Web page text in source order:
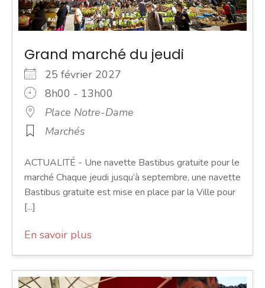
Grand marché du jeudi
25 février 2027
8h00 - 13h00
Place Notre-Dame
Marchés
ACTUALITÉ - Une navette Bastibus gratuite pour le
marché Chaque jeudi jusqu’à septembre, une navette
Bastibus gratuite est mise en place par la Ville pour
[...]
En savoir plus